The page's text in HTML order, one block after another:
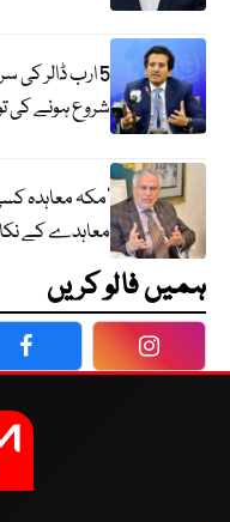
5 ارب ڈالر
شروع ہونے کی
‘مکہ معاہدہ
معاہدے کے
ہمیں فالو کریں
Facebook